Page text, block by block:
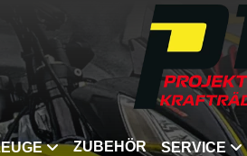
ZUBEHÖR SERVICE